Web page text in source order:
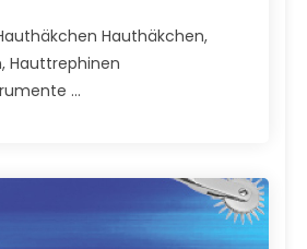
Hauthäkchen,
Hauttrephinen
...